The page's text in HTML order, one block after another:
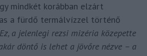
mindkét korábban elzárt
a fürdő termálvízzel történő
Ez, a jelenlegi rezsi mizéria közepette
döntő is lehet a jövőre nézve – a